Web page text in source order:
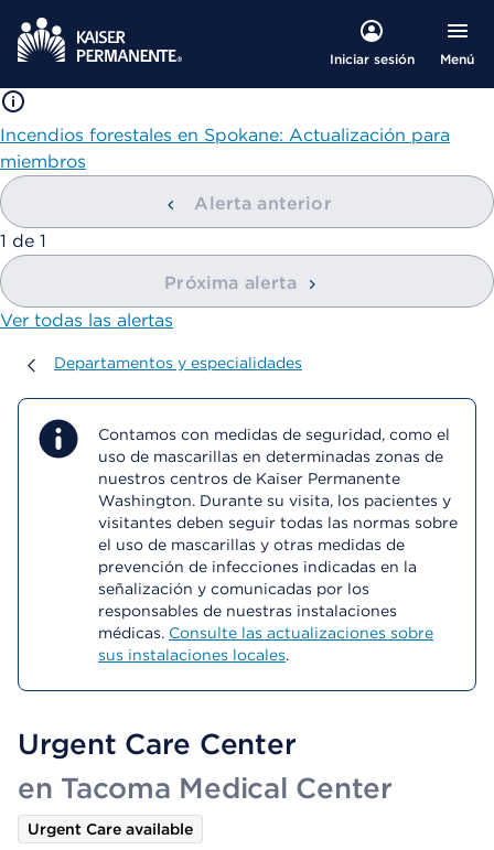
Iniciar sesión Menú
Incendios forestales en Spokane: Actualización para
miembros
Alerta anterior
mostrando
1 de 1
Próxima alerta
Ver todas las alertas
Departamentos y especialidades
Departamentos y especialidades
Contamos con medidas de seguridad, como el
uso de mascarillas en determinadas zonas de
nuestros centros de Kaiser Permanente
Washington. Durante su visita, los pacientes y
visitantes deben seguir todas las normas sobre
el uso de mascarillas y otras medidas de
prevención de infecciones indicadas en la
señalización y comunicadas por los
responsables de nuestras instalaciones
médicas. Consulte las actualizaciones sobre
sus instalaciones locales.
Urgent Care Center
en Tacoma Medical Center
Urgent Care available